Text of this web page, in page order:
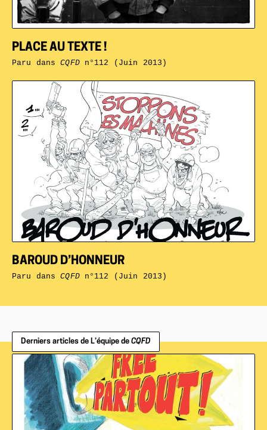
BAROUD D’HONNEUR
Paru dansCQFDn°112 (Juin 2013)
PLACE AU TEXTE !
Paru dansCQFDn°112 (Juin 2013)
Derniers articles de L’équipe de CQFD